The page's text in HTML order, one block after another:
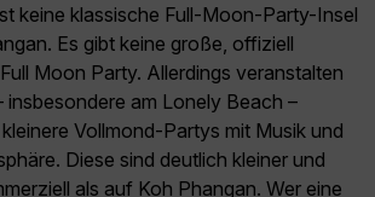
keine klassische Full-Moon-Party-Insel
Es gibt keine große, offiziell
Moon Party. Allerdings veranstalten
insbesondere am Lonely Beach –
Vollmond-Partys mit Musik und
Diese sind deutlich kleiner und
als auf Koh Phangan. Wer eine